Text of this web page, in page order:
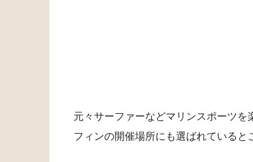
元々サーファーなどマリンスポーツ
フィンの開催場所にも選ばれていると